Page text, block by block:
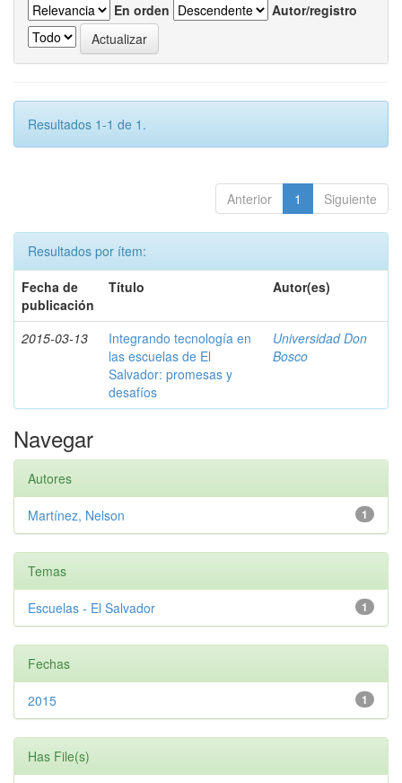
En orden
Autor/registro
Resultados 1-1 de 1.
Anterior 1 Siguiente
Resultados por ítem:
Fecha de
publicación
Título Autor(es)
2015-03-13
Integrando tecnología en
las escuelas de El
Salvador: promesas y
desafíos
Universidad Don
Bosco
Navegar
Autores
1
Martínez, Nelson
Temas
1
Escuelas - El Salvador
Fechas
1
2015
Has File(s)